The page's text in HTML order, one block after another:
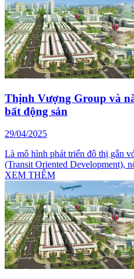
Thịnh Vượng Group và
bất động sản
29/04/2025
Là mô hình phát triển đô thị gắn
(Transit Oriented Development),
XEM THÊM